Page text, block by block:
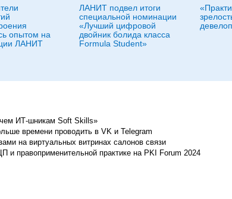
опытом на
ЛАНИТ
ЛАНИТ подвел итоги
специальной номинации
«Лучший цифровой
двойник болида класса
Formula Student»
ИТ-шникам Soft Skills»
времени проводить в VK и Telegram
на виртуальных витринах салонов связи
правоприменительной практике на PKI Forum 2024